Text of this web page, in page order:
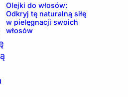
Olejki do włosów:
Odkryj tę naturalną siłę
w pielęgnacji swoich
włosów